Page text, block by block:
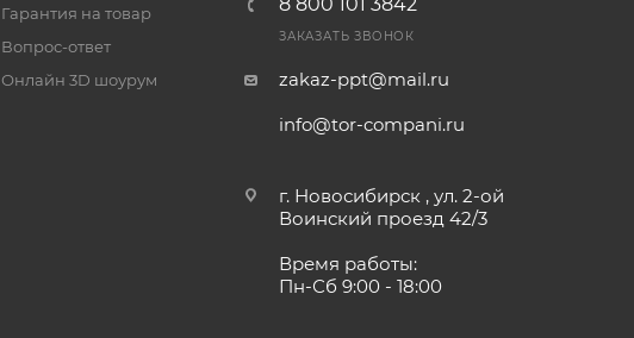
Гарантия на товар
Вопрос-ответ
Онлайн 3D шоурум
ЗАКАЗАТЬ ЗВОНОК
zakaz-ppt@mail.ru
info@tor-compani.ru
г. Новосибирск , ул. 2-ой
Воинский проезд 42/3
Время работы:
Пн-Сб 9:00 - 18:00